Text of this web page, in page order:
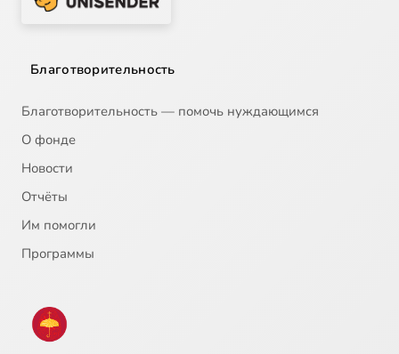
Благотворительность
Благотворительность — помочь нуждающимся
О фонде
Новости
Отчёты
Им помогли
Программы